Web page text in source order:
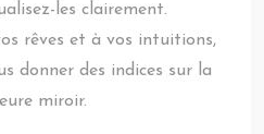
les clairement.
rêves et à vos intuitions,
donner des indices sur la
miroir.